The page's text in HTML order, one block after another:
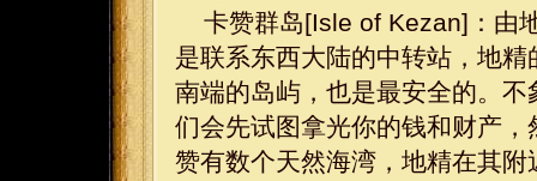
卡赞群岛[Isle of Kezan]：由
是联系东西大陆的中转站，地
南端的岛屿，也是最安全的。
们会先试图拿光你的钱和财产
赞有数个天然海湾，地精在其